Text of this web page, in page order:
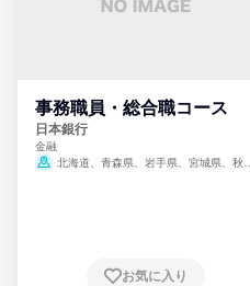
事務職員・総合職コース
日本銀行
金融
北海道、青森県、岩手県、宮城県、秋田
崎県、熊本県、大分県、宮崎県、鹿児島県、
お気に入り